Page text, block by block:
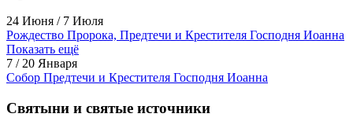
24 Июня / 7 Июля
Рождество Пророка, Предтечи и Крестителя Господня Иоанна
Показать ещё
7 / 20 Января
Собор Предтечи и Крестителя Господня Иоанна
Святыни и святые источники